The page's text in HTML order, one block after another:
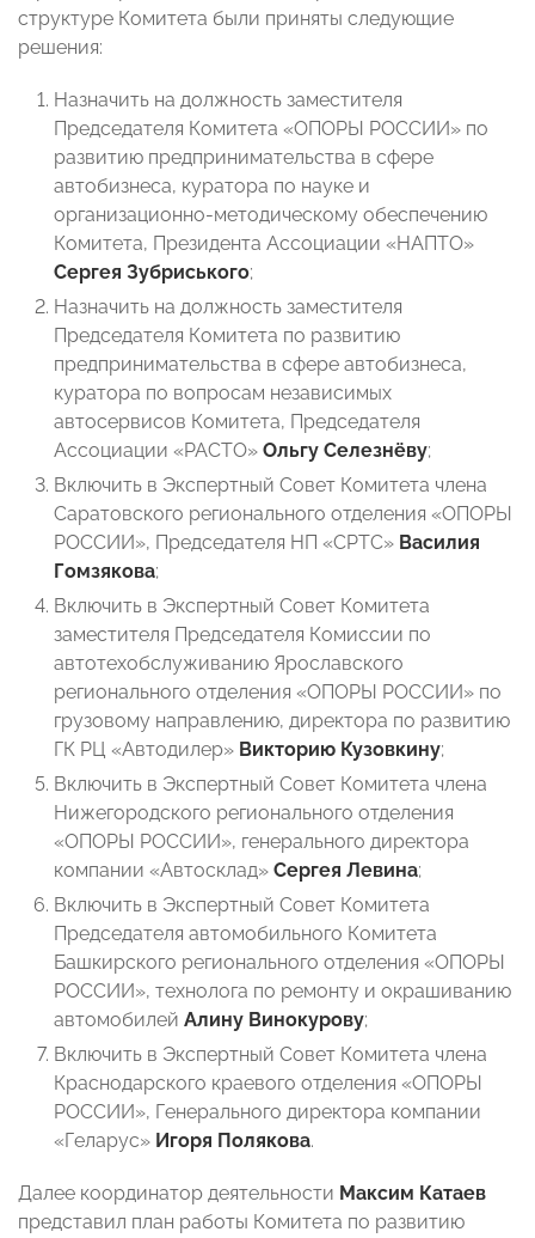
структуре Комитета были приняты следующие
решения:
Назначить на должность заместителя
Председателя Комитета «ОПОРЫ РОССИИ» по
развитию предпринимательства в сфере
автобизнеса, куратора по науке и
организационно-методическому обеспечению
Комитета, Президента Ассоциации «НАПТО»
Сергея Зубриського;
Назначить на должность заместителя
Председателя Комитета по развитию
предпринимательства в сфере автобизнеса,
куратора по вопросам независимых
автосервисов Комитета, Председателя
Ассоциации «РАСТО» Ольгу Селезнёву;
Включить в Экспертный Совет Комитета члена
Саратовского регионального отделения «ОПОРЫ
РОССИИ», Председателя НП «СРТС» Василия
Гомзякова;
Включить в Экспертный Совет Комитета
заместителя Председателя Комиссии по
автотехобслуживанию Ярославского
регионального отделения «ОПОРЫ РОССИИ» по
грузовому направлению, директора по развитию
ГК РЦ «Автодилер» Викторию Кузовкину;
Включить в Экспертный Совет Комитета члена
Нижегородского регионального отделения
«ОПОРЫ РОССИИ», генерального директора
компании «Автосклад» Сергея Левина;
Включить в Экспертный Совет Комитета
Председателя автомобильного Комитета
Башкирского регионального отделения «ОПОРЫ
РОССИИ», технолога по ремонту и окрашиванию
автомобилей Алину Винокурову;
Включить в Экспертный Совет Комитета члена
Краснодарского краевого отделения «ОПОРЫ
РОССИИ», Генерального директора компании
«Геларус» Игоря Полякова.
Далее координатор деятельности Максим Катаев
представил план работы Комитета по развитию